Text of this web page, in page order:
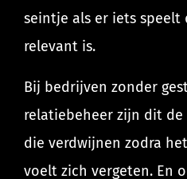
seintje als er iets
relevant is.
Bij bedrijven zonder
relatiebeheer zijn dit
die verdwijnen zodra
voelt zich vergeten. En